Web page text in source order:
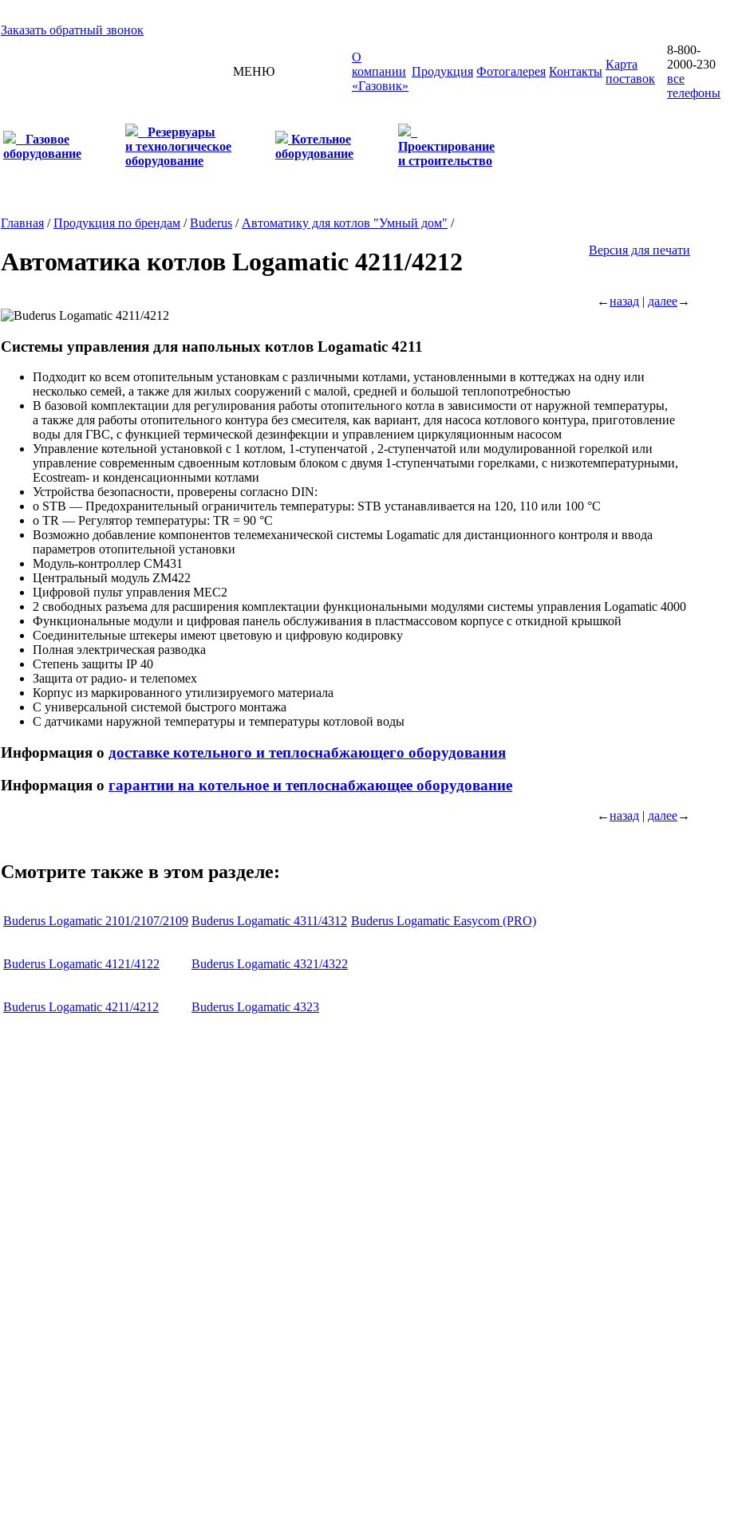
Заказать обратный звонок
МЕНЮ
О
компании
«Газовик»
Продукция Фотогалерея Контакты
Карта
поставок
8-800-
2000-230
все
телефоны
Газовое
оборудование
Резервуары
и технологическое
оборудование
Котельное
оборудование
Проектирование
и строительство
Главная /Продукция по брендам /Buderus / Автоматику для котлов "Умный дом" /
Версия для печати
Автоматика котлов Logamatic 4211/4212
←назад | далее→
Системы управления для напольных котлов Logamatic 4211
Подходит ко всем отопительным установкам с различными котлами, установленными в коттеджах на одну или
несколько семей, а также для жилых сооружений с малой, средней и большой теплопотребностью
В базовой комплектации для регулирования работы отопительного котла в зависимости от наружной температуры,
а также для работы отопительного контура без смесителя, как вариант, для насоса котлового контура, приготовление
воды для ГВС, с функцией термической дезинфекции и управлением циркуляционным насосом
Управление котельной установкой с 1 котлом, 1-ступенчатой , 2-ступенчатой или модулированной горелкой или
управление современным сдвоенным котловым блоком с двумя 1-ступенчатыми горелками, с низкотемпературными,
Ecostream- и конденсационными котлами
Устройства безопасности, проверены согласно DIN:
o STB — Предохранительный ограничитель температуры: STB устанавливается на 120, 110 или 100 °C
o TR — Регулятор температуры: TR = 90 °C
Возможно добавление компонентов телемеханической системы Logamatic для дистанционного контроля и ввода
параметров отопительной установки
Модуль-контроллер CM431
Центральный модуль ZM422
Цифровой пульт управления MEC2
2 свободных разъема для расширения комплектации функциональными модулями системы управления Logamatic 4000
Функциональные модули и цифровая панель обслуживания в пластмассовом корпусе с откидной крышкой
Соединительные штекеры имеют цветовую и цифровую кодировку
Полная электрическая разводка
Степень защиты IP 40
Защита от радио- и телепомех
Корпус из маркированного утилизируемого материала
С универсальной системой быстрого монтажа
С датчиками наружной температуры и температуры котловой воды
Информация о доставке котельного и теплоснабжающего оборудования
Информация о гарантии на котельное и теплоснабжающее оборудование
←назад далее→
Смотрите также в этом разделе:
Buderus Logamatic 2101/2107/2109 Buderus Logamatic 4311/4312 Buderus Logamatic Easycom (PRO)
Buderus Logamatic 4121/4122 Buderus Logamatic 4321/4322
Buderus Logamatic 4211/4212 Buderus Logamatic 4323